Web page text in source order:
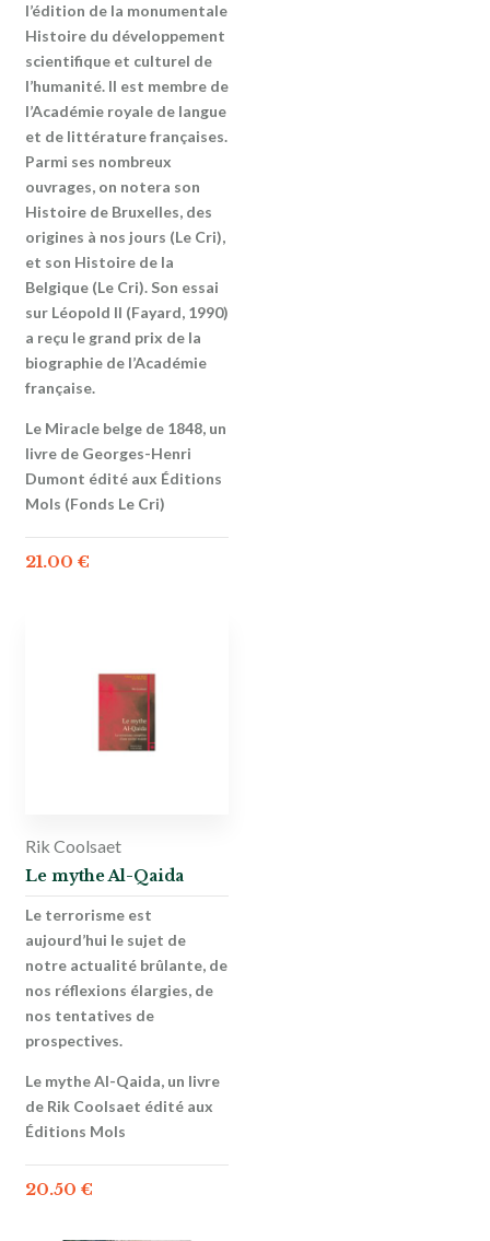
l’édition de la monumentale
Histoire du développement
scientifique et culturel de
l’humanité. Il est membre de
l’Académie royale de langue
et de littérature françaises.
Parmi ses nombreux
ouvrages, on notera son
Histoire de Bruxelles, des
origines à nos jours (Le Cri),
et son Histoire de la
Belgique (Le Cri). Son essai
sur Léopold II (Fayard, 1990)
a reçu le grand prix de la
biographie de l’Académie
française.
Le Miracle belge de 1848, un
livre de Georges-Henri
Dumont édité aux Éditions
Mols (Fonds Le Cri)
21.00 €
Rik Coolsaet
Le mythe Al-Qaida
Le terrorisme est
aujourd’hui le sujet de
notre actualité brûlante, de
nos réflexions élargies, de
nos tentatives de
prospectives.
Le mythe Al-Qaida, un livre
de Rik Coolsaet édité aux
Éditions Mols
20.50 €